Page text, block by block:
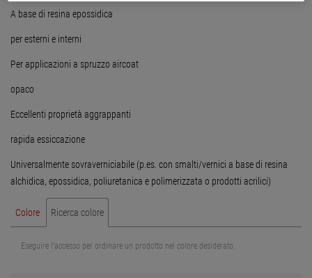
A base di resina epossidica
per esterni e interni
Per applicazioni a spruzzo aircoat
opaco
Eccellenti proprietà aggrappanti
rapida essiccazione
Universalmente sovraverniciabile (p.es. con smalti/vernici a base di resina
alchidica, epossidica, poliuretanica e polimerizzata o prodotti acrilici)
Colore Ricerca colore
Eseguire l'accesso per ordinare un prodotto nel colore desiderato.